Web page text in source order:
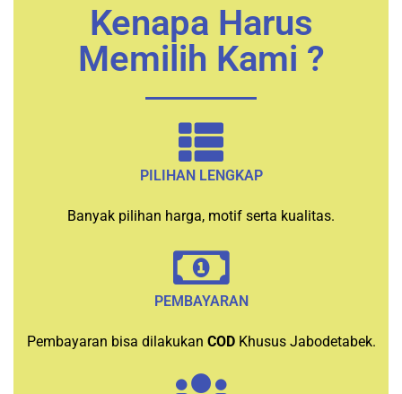
Kenapa Harus
Memilih Kami ?
PILIHAN LENGKAP
Banyak pilihan harga, motif serta kualitas.
PEMBAYARAN
Pembayaran bisa dilakukan COD Khusus Jabodetabek.